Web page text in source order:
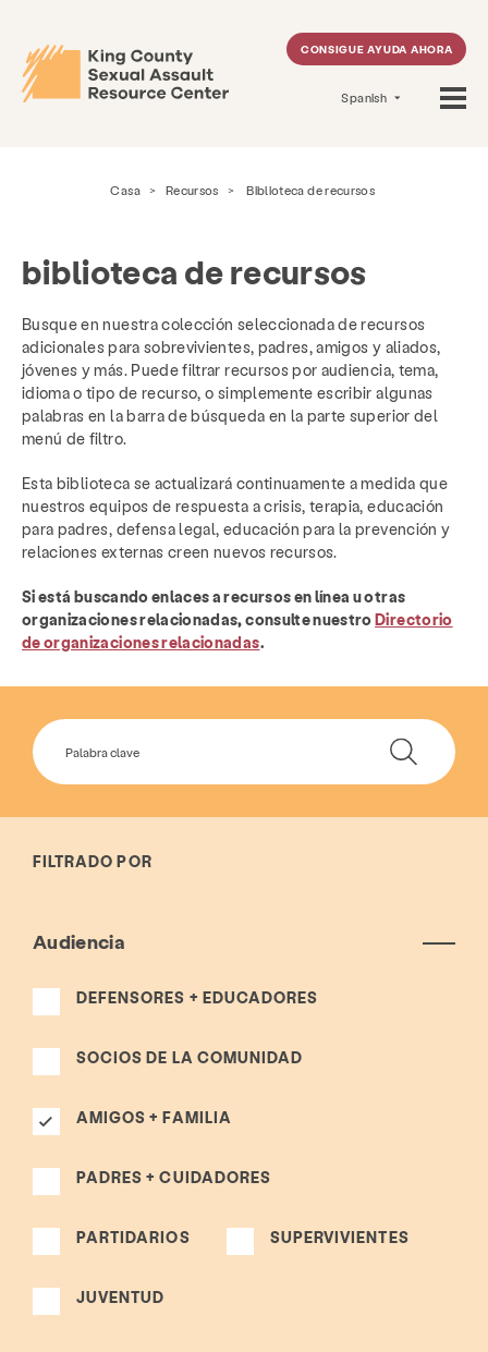
CONSIGUE AYUDA AHORA
Spanish
Casa > Recursos > Biblioteca de recursos
biblioteca de recursos
Busque en nuestra colección seleccionada de recursos
adicionales para sobrevivientes, padres, amigos y aliados,
jóvenes y más. Puede filtrar recursos por audiencia, tema,
idioma o tipo de recurso, o simplemente escribir algunas
palabras en la barra de búsqueda en la parte superior del
menú de filtro.
Esta biblioteca se actualizará continuamente a medida que
nuestros equipos de respuesta a crisis, terapia, educación
para padres, defensa legal, educación para la prevención y
relaciones externas creen nuevos recursos.
Si está buscando enlaces a recursos en línea u otras
organizaciones relacionadas, consulte nuestroDirectorio
de organizaciones relacionadas.
FILTRADO POR
Audiencia
DEFENSORES + EDUCADORES
SOCIOS DE LA COMUNIDAD
AMIGOS + FAMILIA
PADRES + CUIDADORES
PARTIDARIOS SUPERVIVIENTES
JUVENTUD